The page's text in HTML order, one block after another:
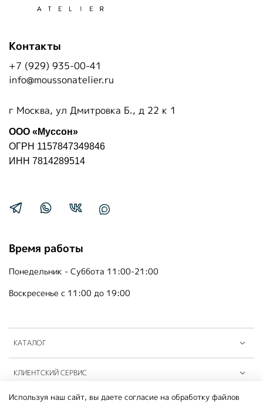
КАТАЛОГ
КЛИЕНТСКИЙ СЕРВИС
Время работы
Понедельник - Суббота 11:00-21:00
Воскресенье с 11:00 до 19:00
Контакты
+7 (929) 935-00-41
info@moussonatelier.ru
г Москва, ул Дмитровка Б., д 22 к 1
ООО «Муссон»
ОГРН 1157847349846
ИНН 7814289514
Используя наш сайт, вы даете согласие на обработку файлов